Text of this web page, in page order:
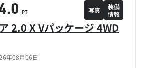
年08月06日
2.0 X Vパッケージ 4WD
PT 写真
装備
情報